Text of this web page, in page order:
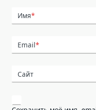
Имя*
Email*
Сайт